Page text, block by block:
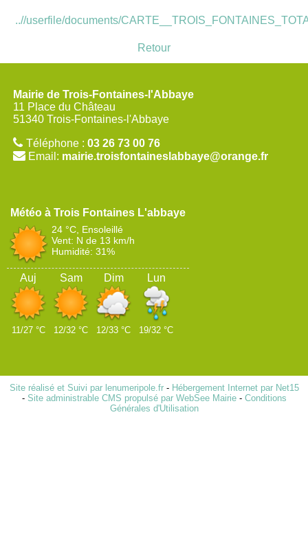
..//userfile/documents/
Retour
Mairie de Trois-Fontaines-l'Abbaye
11 Place du Château
51340 Trois-Fontaines-l'Abbaye
Téléphone : 03 26 73 00 76
Email: mairie.troisfontaineslabbaye@orange.fr
Trois Fontaines L'abbaye
24 °C, Ensoleillé
Vent: N de 13 km/h
Humidité: 31%
Auj
11/27 °C
Sam
12/32 °C
Dim
12/33 °C
Lun
19/32 °C
Site réalisé et Suivi par lenumeripole.fr- Hébergement Internet par Net15
- Site administrable CMS propulsé par WebSee Mairie- Conditions
Générales d'Utilisation